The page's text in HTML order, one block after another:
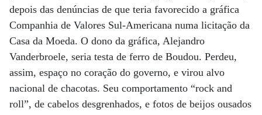
depois das denúncias de que teria favorecido a gráfica
Companhia de Valores Sul-Americana numa licitação da
Casa da Moeda. O dono da gráfica, Alejandro
Vanderbroele, seria testa de ferro de Boudou. Perdeu,
assim, espaço no coração do governo, e virou alvo
nacional de chacotas. Seu comportamento “rock and
roll”, de cabelos desgrenhados, e fotos de beijos ousados